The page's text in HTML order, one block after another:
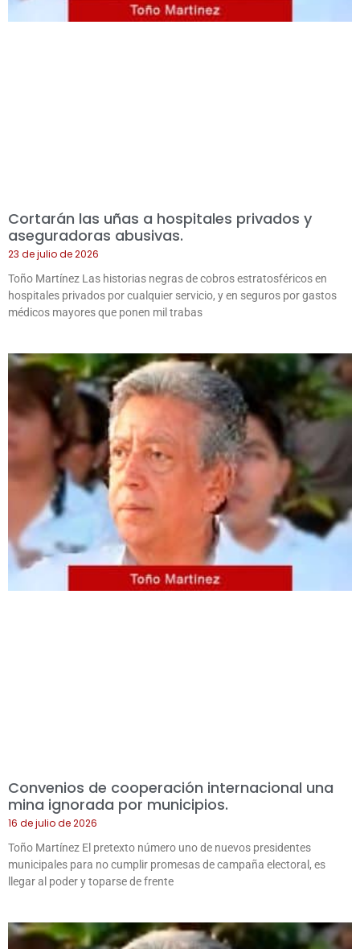
Cortarán las uñas a hospitales privados y
aseguradoras abusivas.
23 de julio de 2026
Toño Martínez Las historias negras de cobros estratosféricos en
hospitales privados por cualquier servicio, y en seguros por gastos
médicos mayores que ponen mil trabas
Convenios de cooperación internacional una
mina ignorada por municipios.
16 de julio de 2026
Toño Martínez El pretexto número uno de nuevos presidentes
municipales para no cumplir promesas de campaña electoral, es
llegar al poder y toparse de frente